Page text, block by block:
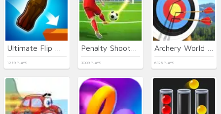
1289 PLAYS 3009 PLAYS 6326 PLAYS